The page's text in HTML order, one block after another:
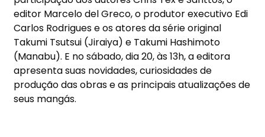
editor Marcelo del Greco, o produtor executivo Edi
Carlos Rodrigues e os atores da série original
Takumi Tsutsui (Jiraiya) e Takumi Hashimoto
(Manabu). E no sábado, dia 20,às 13h, a editora
apresenta suas novidades, curiosidades de
produção das obras e as principais atualizações de
seus mangás.